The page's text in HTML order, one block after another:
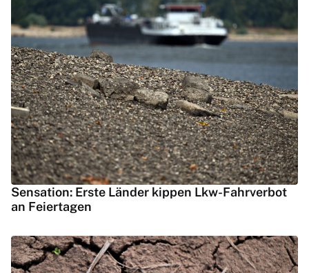
Sensation: Erste Länder kippen Lkw-Fahrverbot
an Feiertagen